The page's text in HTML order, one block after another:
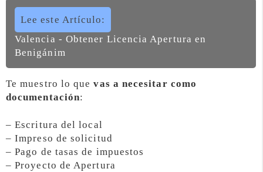
Lee este Artículo:
Valencia - Obtener Licencia Apertura en
Benigánim
Te muestro lo quevas a necesitar como
documentación:
– Escritura del local
– Impreso de solicitud
– Pago de tasas de impuestos
– Proyecto de Apertura